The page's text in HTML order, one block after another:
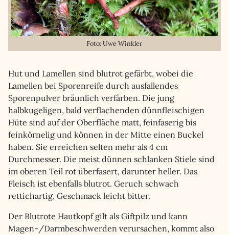
Foto: Uwe Winkler
Hut und Lamellen sind blutrot gefärbt, wobei die
Lamellen bei Sporenreife durch ausfallendes
Sporenpulver bräunlich verfärben. Die jung
halbkugeligen, bald verflachenden dünnfleischigen
Hüte sind auf der Oberfläche matt, feinfaserig bis
feinkörnelig und können in der Mitte einen Buckel
haben. Sie erreichen selten mehr als 4 cm
Durchmesser. Die meist dünnen schlanken Stiele sind
im oberen Teil rot überfasert, darunter heller. Das
Fleisch ist ebenfalls blutrot. Geruch schwach
rettichartig, Geschmack leicht bitter.
Der Blutrote Hautkopf gilt als Giftpilz und kann
Magen-/Darmbeschwerden verursachen, kommt also